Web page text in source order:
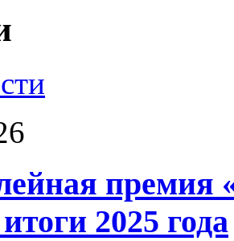
премия
2025 года